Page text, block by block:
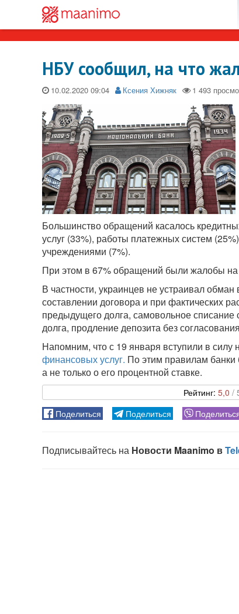
НБУ сообщил, на что
10.02.2020 Ксения Хижняк
Большинство обращений касалось
услуг (33%), работы платежных систем
учреждениями (7%).
При этом в 67% обращений были жалобы
В частности, украинцев не устраивал
составлении договора и при фактических
предыдущего долга, самовольное списание
долга, продление депозита без
Напомним, что с 19 января вступили в силу
финансовых услуг. По этим правилам банки
а не только о его процентной ставке.
5,0